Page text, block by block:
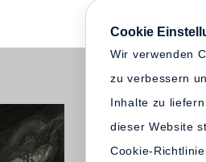
Cookie
Wir verwenden
zu verbessern
Inhalte zu
dieser Website
Cookie-